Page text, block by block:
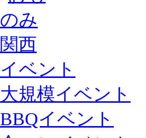
イベント
大規模イベント
BBQイベント